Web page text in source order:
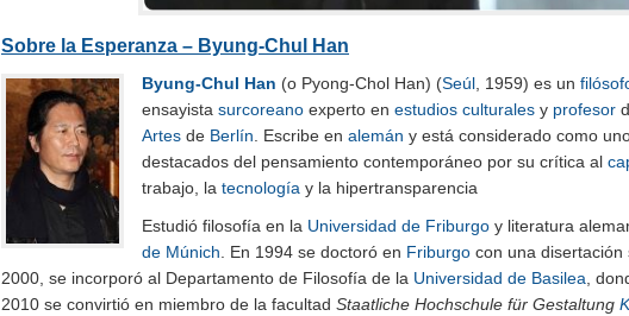
Sobre la Esperanza – Byung-Chul Han
Byung-Chul Han (o Pyong-Chol Han) (Seúl, 1959​) es un
ensayista surcoreano experto en estudios culturales y profesor
Artes de Berlín. Escribe en alemán y está considerado como
destacados del pensamiento contemporáneo por su crítica al
trabajo, la tecnología y la hipertransparencia
Estudió filosofía en la Universidad de Friburgo y literatura
de Múnich. En 1994 se doctoró en Friburgo con una disertación
2000, se incorporó al Departamento de Filosofía de la Universidad de Basilea,
2010 se convirtió en miembro de la facultad Staatliche Hochschule für Gestaltung